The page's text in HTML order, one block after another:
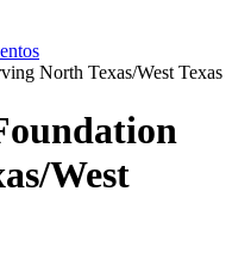
North Texas/West Texas
West